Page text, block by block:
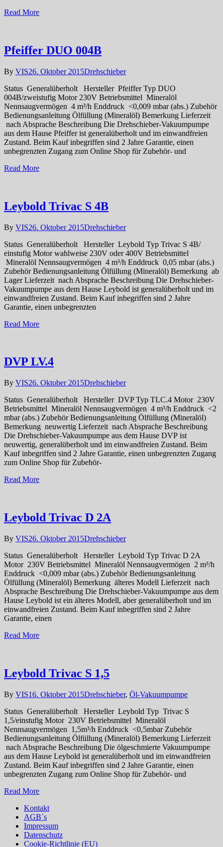
Read More
Pfeiffer DUO 004B
By VIS26. Oktober 2015Drehschieber
Status Generalüberholt Hersteller Pfeiffer Typ DUO
004B/zweistufig Motor 230V Betriebsmittel Mineralöl
Nennsaugvermögen 4 m³/h Enddruck <0,009 mbar (abs.) Zubehör
Bedienungsanleitung Ölfüllung (Mineralöl) Bemerkung Lieferzeit
nach Absprache Beschreibung Die Drehschieber-Vakuumpumpe
aus dem Hause Pfeiffer ist generalüberholt und im einwandfreien
Zustand. Beim Kauf inbegriffen sind 2 Jahre Garantie, einen
unbegrenzten Zugang zum Online Shop für Zubehör- und
Read More
Leybold Trivac S 4B
By VIS26. Oktober 2015Drehschieber
Status Generalüberholt Hersteller Leybold Typ Trivac S 4B/
einstufig Motor wahlweise 230V oder 400V Betriebsmittel
Mineralöl Nennsaugvermögen 4 m³/h Enddruck 0,05 mbar (abs.)
Zubehör Bedienungsanleitung Ölfüllung (Mineralöl) Bemerkung ab
Lager Lieferzeit nach Absprache Beschreibung Die Drehschieber-
Vakuumpumpe aus dem Hause Leybold ist generalüberholt und im
einwandfreien Zustand. Beim Kauf inbegriffen sind 2 Jahre
Garantie, einen unbegrenzten
Read More
DVP LV.4
By VIS26. Oktober 2015Drehschieber
Status Generalüberholt Hersteller DVP Typ TLC.4 Motor 230V
Betriebsmittel Mineralöl Nennsaugvermögen 4 m³/h Enddruck <2
mbar (abs.) Zubehör Bedienungsanleitung Ölfüllung (Mineralöl)
Bemerkung neuwertig Lieferzeit nach Absprache Beschreibung
Die Drehschieber-Vakuumpumpe aus dem Hause DVP ist
neuwertig, generalüberholt und im einwandfreien Zustand. Beim
Kauf inbegriffen sind 2 Jahre Garantie, einen unbegrenzten Zugang
zum Online Shop für Zubehör-
Read More
Leybold Trivac D 2A
By VIS26. Oktober 2015Drehschieber
Status Generalüberholt Hersteller Leybold Typ Trivac D 2A
Motor 230V Betriebsmittel Mineralöl Nennsaugvermögen 2 m³/h
Enddruck <0,009 mbar (abs.) Zubehör Bedienungsanleitung
Ölfüllung (Mineralöl) Bemerkung älteres Modell Lieferzeit nach
Absprache Beschreibung Die Drehschieber-Vakuumpumpe aus dem
Hause Leybold ist ein älteres Modell, aber generalüberholt und im
einwandfreien Zustand. Beim Kauf inbegriffen sind 2 Jahre
Garantie, einen
Read More
Leybold Trivac S 1,5
By VIS16. Oktober 2015Drehschieber, Öl-Vakuumpumpe
Status Generalüberholt Hersteller Leybold Typ Trivac S
1,5/einstufig Motor 230V Betriebsmittel Mineralöl
Nennsaugvermögen 1,5m³/h Enddruck <0,5mbar Zubehör
Bedienungsanleitung Ölfüllung (Mineralöl) Bemerkung Lieferzeit
nach Absprache Beschreibung Die ölgeschmierte Vakuumpumpe
aus dem Hause Leybold ist generalüberholt und im einwandfreien
Zustand. Beim Kauf inbegriffen sind 2 Jahre Garantie, einen
unbegrenzten Zugang zum Online Shop für Zubehör- und
Read More
Kontakt
AGB´s
Impressum
Datenschutz
Cookie-Richtlinie (EU)